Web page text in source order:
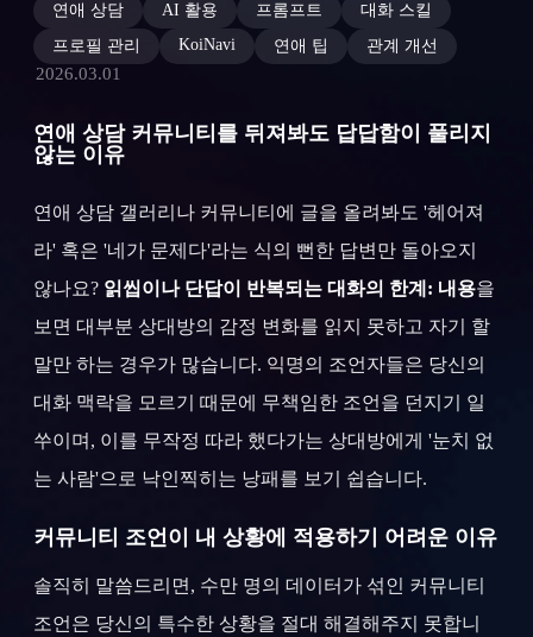
연애 상담 AI 활용 프롬프트
대화 스킬
프로필 관리
KoiNavi 연애 팁 관계 개선
2026.03.01
연애 상담 커뮤니티를 뒤져봐도 답답함이 풀리지
않는 이유
연애 상담 갤러리나 커뮤니티에 글을 올려봐도 '헤어져
라' 혹은 '네가 문제다'라는 식의 뻔한 답변만 돌아오지
않나요? 읽씹이나 단답이 반복되는 대화의 한계: 내용을
보면 대부분 상대방의 감정 변화를 읽지 못하고 자기 할
말만 하는 경우가 많습니다. 익명의 조언자들은 당신의
대화 맥락을 모르기 때문에 무책임한 조언을 던지기 일
쑤이며, 이를 무작정 따라 했다가는 상대방에게 '눈치 없
는 사람'으로 낙인찍히는 낭패를 보기 쉽습니다.
커뮤니티 조언이 내 상황에 적용하기 어려운 이유
솔직히 말씀드리면, 수만 명의 데이터가 섞인 커뮤니티
조언은 당신의 특수한 상황을 절대 해결해주지 못합니